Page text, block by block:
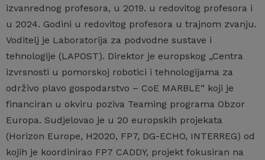
izvanrednog profesora, u 2019. u redovitog profesora i
u 2024. Godini u redovitog profesora u trajnom zvanju.
Voditelj je Laboratorija za podvodne sustave i
tehnologije (LAPOST). Direktor je europskog „Centra
izvrsnosti u pomorskoj robotici i tehnologijama za
održivo plavo gospodarstvo – CoE MARBLE“ koji je
financiran u okviru poziva Teaming programa Obzor
Europa. Sudjelovao je u 20 europskih projekata
(Horizon Europe, H2020, FP7, DG-ECHO, INTERREG) od
kojih je koordinirao FP7 CADDY, projekt fokusiran na